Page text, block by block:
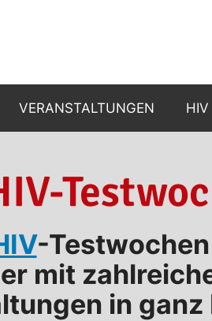
VERANSTALTUNGEN
ANMELDEN
HIV
WIE?
WO?
UND
-
mit
in ganz